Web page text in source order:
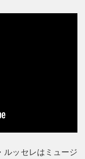
ルッセレはミュージ